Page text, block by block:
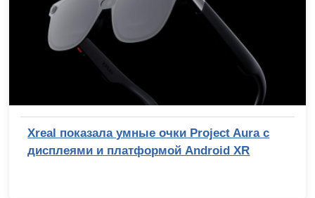
Xreal показала умные очки Project Aura с
дисплеями и платформой Android XR